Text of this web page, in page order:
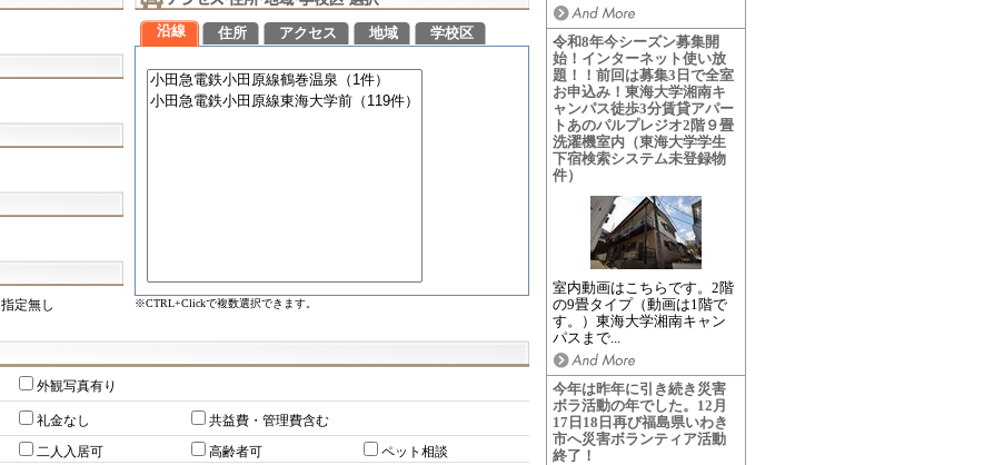
令和8年今シーズン募集開
始！インターネット使い放
題！！前回は募集3日で全室
お申込み！東海大学湘南キ
ャンパス徒歩3分賃貸アパー
トあのパルプレジオ2階９畳
洗濯機室内（東海大学学生
下宿検索システム未登録物
件）
室内動画はこちらです。2階
の9畳タイプ（動画は1階で
す。）東海大学湘南キャン
パスまで...
今年は昨年に引き続き災害
ボラ活動の年でした。12月
17日18日再び福島県いわき
市へ災害ボランティア活動
終了！
指定無し
沿線 住所 アクセス 地域 学校区
※CTRL+Clickで複数選択できます。
外観写真有り
礼金なし 共益費・管理費含む
二人入居可 高齢者可
ペット相談